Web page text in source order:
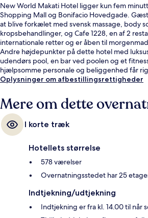
New World Makati Hotel ligger kun fem
Shopping Mall og Bonifacio Hovedgade.
at blive forkælet med svensk massage, body
kropsbehandlinger, og Cafe 1228, en af 2
internationale retter og er åben til
Andre højdepunkter på dette hotel med
udendørs pool, en bar ved poolen og et
hjælpsomme personale og beliggenhed får
fra rejsende.
Oplysninger om afbestillingsrettigheder
Mere om dette
I korte træk
Hotellets størrelse
578 værelser
Overnatningsstedet har 25
Indtjekning/udtjekning
Indtjekning er fra kl. 14.00 til når